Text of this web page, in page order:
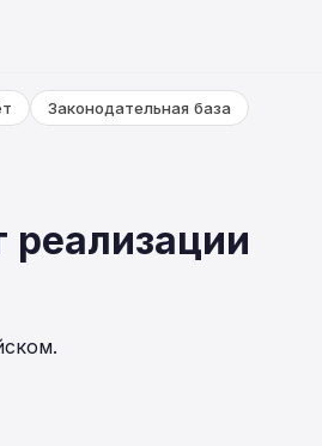
Законодательная база